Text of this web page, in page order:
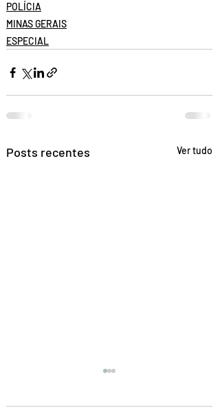
POLÍCIA
MINAS GERAIS
ESPECIAL
Posts recentes Ver tudo